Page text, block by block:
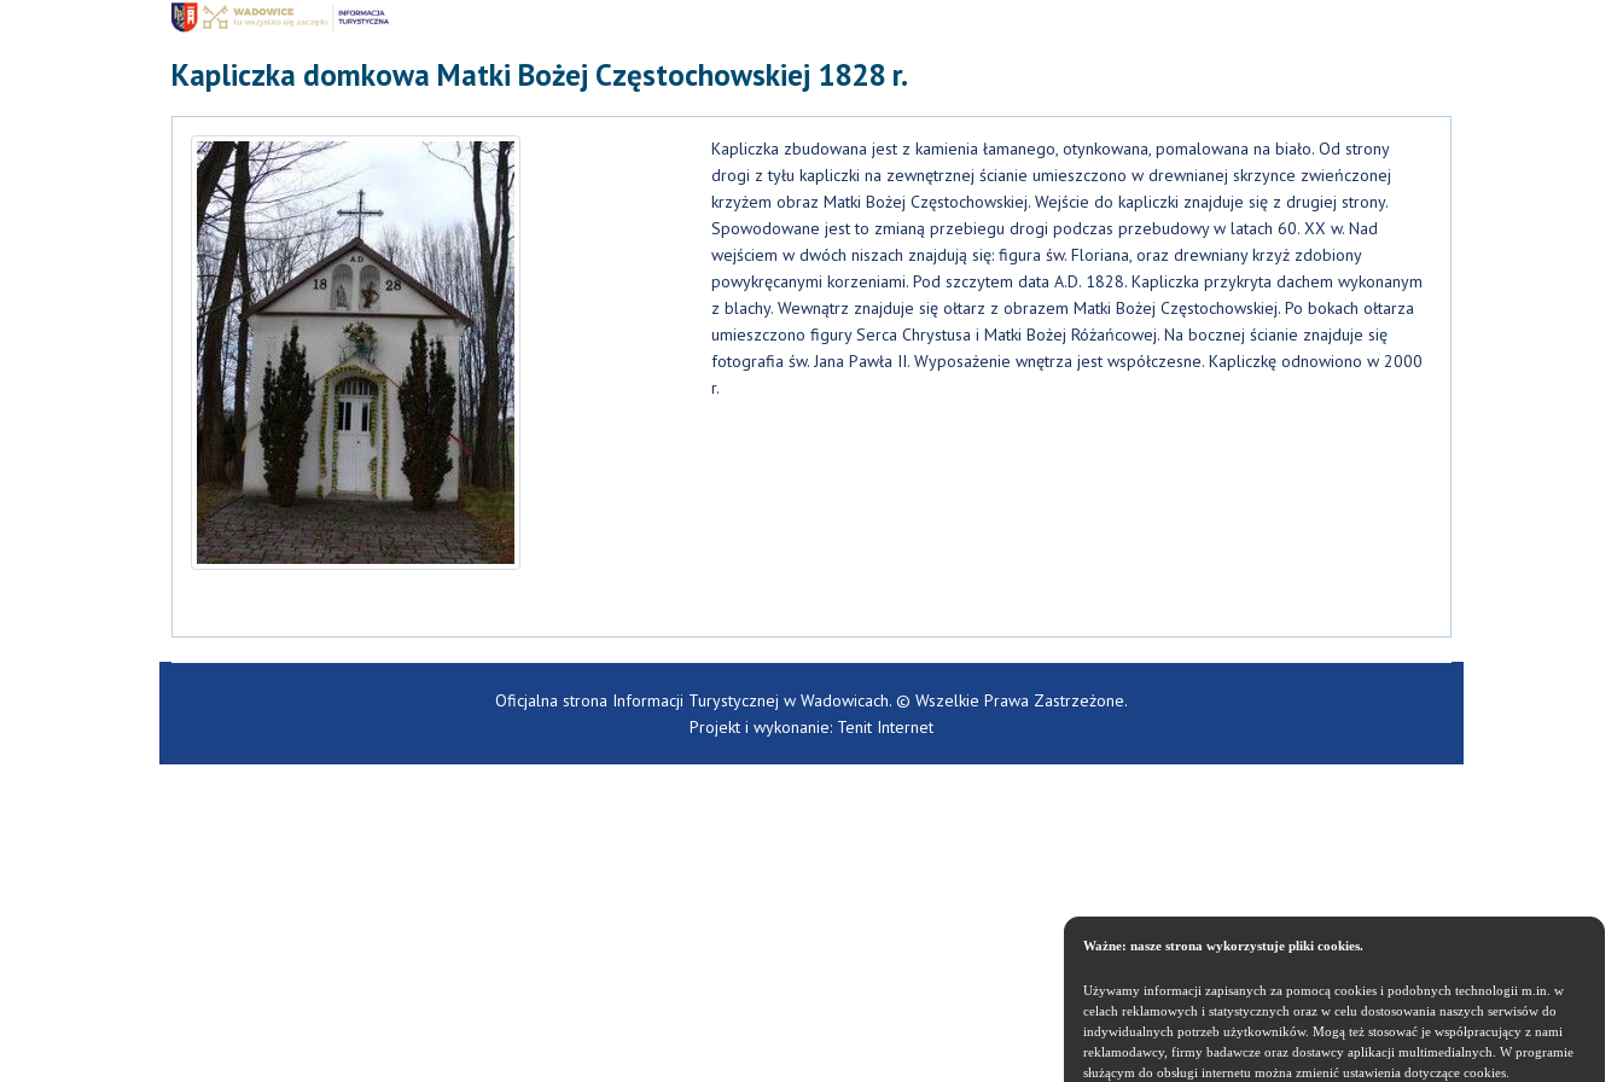
Kapliczka domkowa Matki Bożej Częstochowskiej 1828 r.
Kapliczka zbudowana jest z kamienia łamanego, otynkowana, pomalowana na biało. Od strony
drogi z tyłu kapliczki na zewnętrznej ścianie umieszczono w drewnianej skrzynce zwieńczonej
krzyżem obraz Matki Bożej Częstochowskiej. Wejście do kapliczki znajduje się z drugiej strony.
Spowodowane jest to zmianą przebiegu drogi podczas przebudowy w latach 60. XX w. Nad
wejściem w dwóch niszach znajdują się: figura św. Floriana, oraz drewniany krzyż zdobiony
powykręcanymi korzeniami. Pod szczytem data A.D. 1828. Kapliczka przykryta dachem wykonanym
z blachy. Wewnątrz znajduje się ołtarz z obrazem Matki Bożej Częstochowskiej. Po bokach ołtarza
umieszczono figury Serca Chrystusa i Matki Bożej Różańcowej. Na bocznej ścianie znajduje się
fotografia św. Jana Pawła II. Wyposażenie wnętrza jest współczesne. Kapliczkę odnowiono w 2000
r.
Oficjalna strona Informacji Turystycznej w Wadowicach. © Wszelkie Prawa Zastrzeżone.
Projekt i wykonanie: Tenit Internet
Ważne: nasze strona wykorzystuje pliki cookies.
Używamy informacji zapisanych za pomocą cookies i podobnych technologii m.in. w
celach reklamowych i statystycznych oraz w celu dostosowania naszych serwisów do
indywidualnych potrzeb użytkowników. Mogą też stosować je współpracujący z nami
reklamodawcy, firmy badawcze oraz dostawcy aplikacji multimedialnych. W programie
służącym do obsługi internetu można zmienić ustawienia dotyczące cookies.